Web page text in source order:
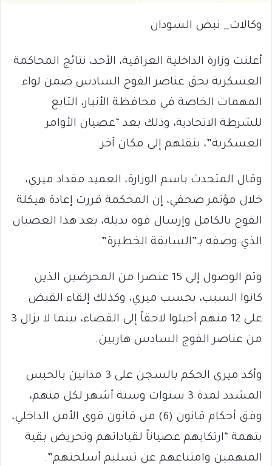
وكالات_ نبض السودان
أعلنت وزارة الداخلية العراقية، الأحد، نتائج المحاكمة
العسكرية بحق عناصر الفوج السادس ضمن لواء
المهمات الخاصة في محافظة الأنبار، التابع
للشرطة الاتحادية، وذلك بعد “عصيان الأوامر
العسكرية”، بنقلهم إلى مكان آخر.
وقال المتحدث باسم الوزارة، العميد مقداد ميري،
خلال مؤتمر صحفي، إن المحكمة قررت إعادة هيكلة
الفوج بالكامل وإرسال قوة بديلة، بعد هذا العصيان
الذي وصفه بـ”السابقة الخطيرة”.
وتم الوصول إلى 15 عنصرا من المحرضين الذين
كانوا السبب، بحسب ميري، وكذلك إلقاء القبض
على 12 منهم أحيلوا لاحقاً إلى القضاء، بينما لا يزال 3
من عناصر الفوج السادس هاربين.
وأكد ميري الحكم بالسجن على 3 مدانين بالحبس
المشدد لمدة 3 سنوات وستة أشهر لكل منهم،
وفق أحكام قانون (6) من قانون قوى الأمن الداخلي،
بتهمة “ارتكابهم عصياناً لقياداتهم وتحريض بقية
المتهمين وامتناعهم عن تسليم أسلحتهم”.